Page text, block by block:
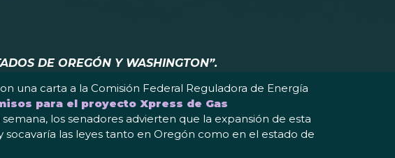
DE OREGÓN Y WASHINGTON”.
una carta a la Comisión Federal Reguladora de Energía
para el proyecto Xpress de Gas
los senadores advierten que la expansión de esta
las leyes tanto en Oregón como en el estado de